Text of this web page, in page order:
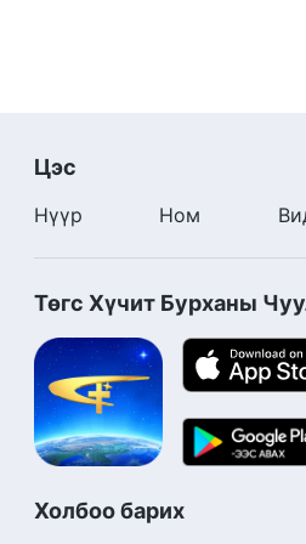
Цэс
Нүүр Ном
Төгс Хүчит Бурханы
Холбоо барих